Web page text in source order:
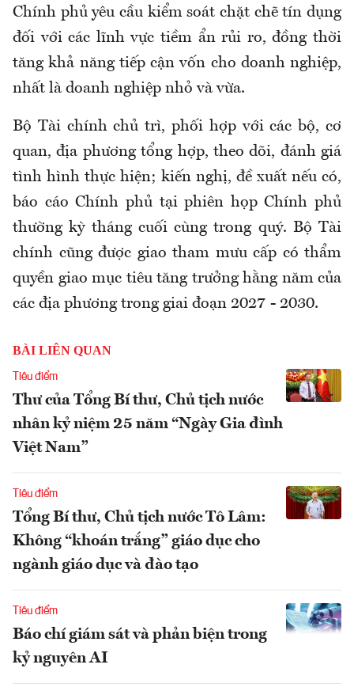
Chính phủ yêu cầu kiểm soát chặt chẽ tín dụng
đối với các lĩnh vực tiềm ẩn rủi ro, đồng thời
tăng khả năng tiếp cận vốn cho doanh nghiệp,
nhất là doanh nghiệp nhỏ và vừa.
Bộ Tài chính chủ trì, phối hợp với các bộ, cơ
quan, địa phương tổng hợp, theo dõi, đánh giá
tình hình thực hiện; kiến nghị, đề xuất nếu có,
báo cáo Chính phủ tại phiên họp Chính phủ
thường kỳ tháng cuối cùng trong quý. Bộ Tài
chính cũng được giao tham mưu cấp có thẩm
quyền giao mục tiêu tăng trưởng hằng năm của
các địa phương trong giai đoạn 2027 - 2030.
BÀI LIÊN QUAN
Tiêu điểm
Thư của Tổng Bí thư, Chủ tịch nước
nhân kỷ niệm 25 năm “Ngày Gia đình
Việt Nam”
Tiêu điểm
Tổng Bí thư, Chủ tịch nước Tô Lâm:
Không “khoán trắng” giáo dục cho
ngành giáo dục và đào tạo
Tiêu điểm
Báo chí giám sát và phản biện trong
kỷ nguyên AI